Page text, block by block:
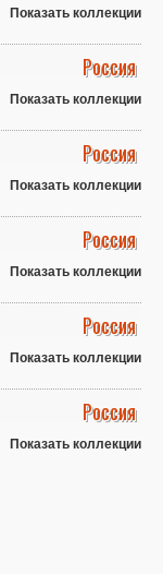
Показать коллекции
Россия
Показать коллекции
Россия
Показать коллекции
Россия
Показать коллекции
Россия
Показать коллекции
Россия
Показать коллекции